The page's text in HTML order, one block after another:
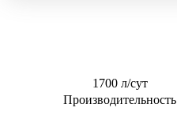
1700 л/сут
Производительность